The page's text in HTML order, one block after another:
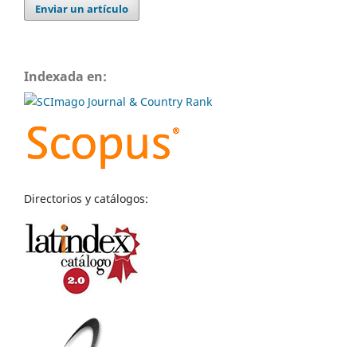
Enviar un artículo
Indexada en:
Directorios y catálogos: